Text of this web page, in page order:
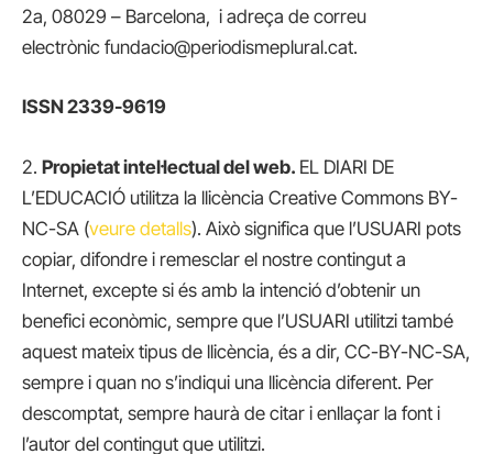
2a, 08029 – Barcelona, i adreça de correu
electrònic fundacio@periodismeplural.cat.
ISSN 2339-9619
2. Propietat intel·lectual del web. EL DIARI DE
L’EDUCACIÓ utilitza la llicència Creative Commons BY-
NC-SA (veure detalls). Això significa que l’USUARI pots
copiar, difondre i remesclar el nostre contingut a
Internet, excepte si és amb la intenció d’obtenir un
benefici econòmic, sempre que l’USUARI utilitzi també
aquest mateix tipus de llicència, és a dir, CC-BY-NC-SA,
sempre i quan no s’indiqui una llicència diferent. Per
descomptat, sempre haurà de citar i enllaçar la font i
l’autor del contingut que utilitzi.